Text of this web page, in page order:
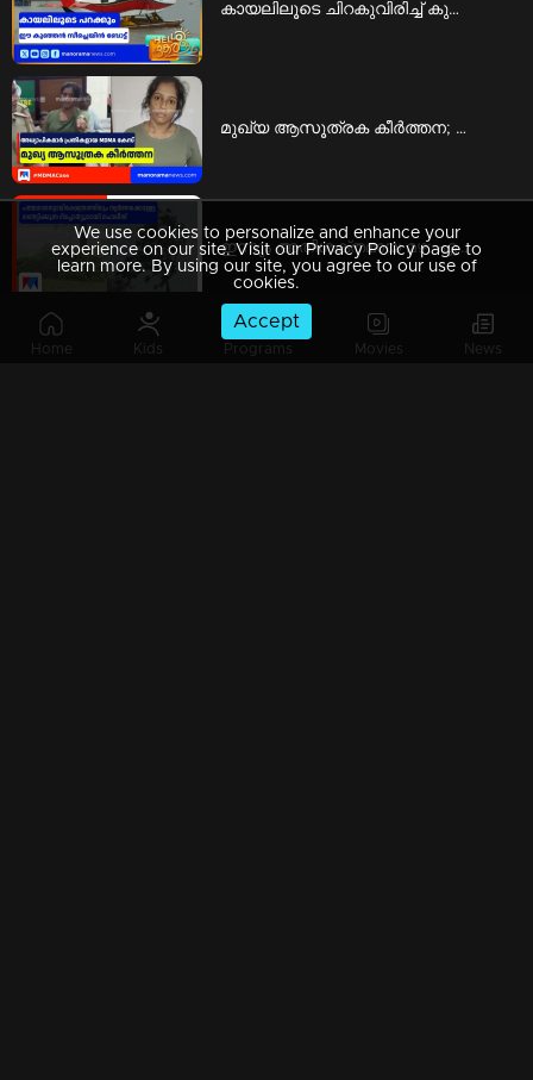
Home Kids Programs Movies News
കായലിലൂടെ ചിറകുവിരിച്ച് കുതിക്കുന്നൊരു 'കുഞ്ഞൻ സീപ്ലെയിൻ ബോട്ട്' | seaplane boat
മുഖ്യ ആസൂത്രക കീര്‍ത്തന; മറ്റ് അധ്യാപികമാരെയും ഇടപാടിലേക്ക് കൊണ്ടുവന്നു | mdma case
ഇന്നും അതിശക്തമായ മഴ; ഏഴ് ജില്ലകളിൽ റെഡ് അലർട്ട് പ്രഖ്യാപിച്ചു | red alert
We use cookies to personalize and enhance your
experience on our site. Visit our Privacy Policy page to
learn more. By using our site, you agree to our use of
cookies.
Accept